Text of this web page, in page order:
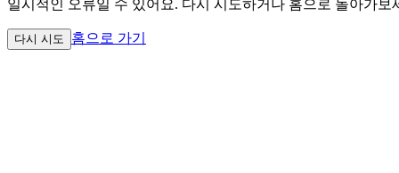
일시적인 오류일 수 있어요. 다시 시도하거나 홈으로 돌아가보
다시 시도 홈으로 가기